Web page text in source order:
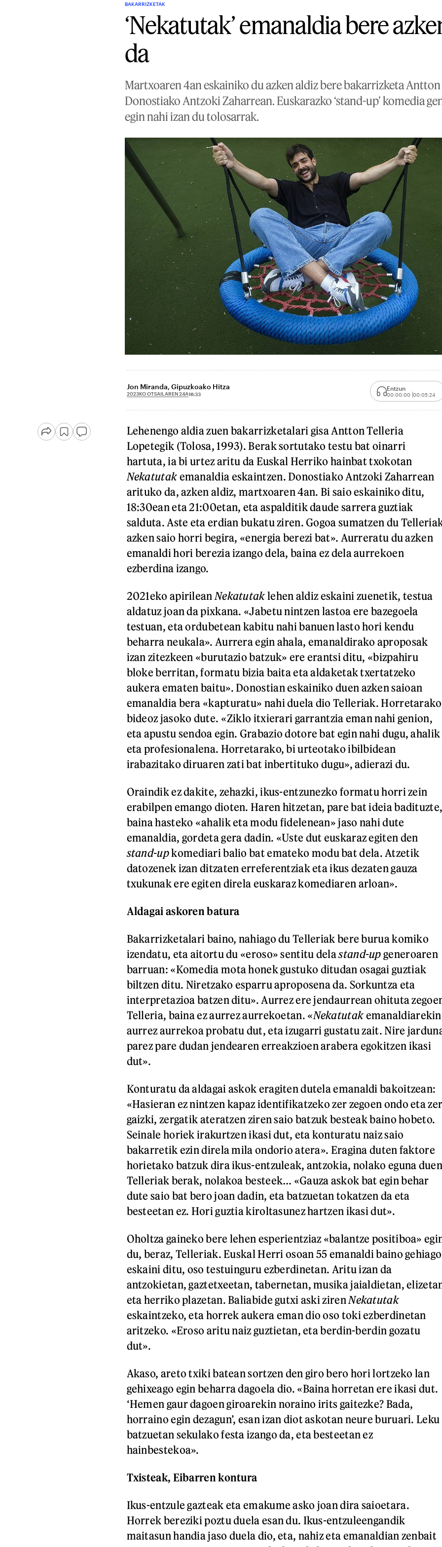
BAKARRIZKETAK
‘Nekatutak’ emanaldia bere
da
Martxoaren 4an eskainiko du azken aldiz bere bakarrizketa
Donostiako Antzoki Zaharrean. Euskarazko ‘stand-up’ komedia
egin nahi izan du tolosarrak.
Jon Miranda, Gipuzkoako Hitza
2023KO OTSAILAREN 24A16:33
Entzun
00:00:00 00:05:24
Lehenengo aldia zuen bakarrizketalari gisa Antton Telleria
Lopetegik (Tolosa, 1993). Berak sortutako testu bat oinarri
hartuta, ia bi urtez aritu da Euskal Herriko hainbat txokotan
Nekatutakemanaldia eskaintzen. Donostiako Antzoki Zaharrean
arituko da, azken aldiz, martxoaren 4an. Bi saio eskainiko ditu,
18:30ean eta 21:00etan, eta aspalditik daude sarrera guztiak
salduta. Aste eta erdian bukatu ziren. Gogoa sumatzen du
azken saio horri begira, «energia berezi bat». Aurreratu du azken
emanaldi hori berezia izango dela, baina ez dela aurrekoen
ezberdina izango.
2021eko apirilean Nekatutaklehen aldiz eskaini zuenetik, testua
aldatuz joan da pixkana. «Jabetu nintzen lastoa ere bazegoela
testuan, eta ordubetean kabitu nahi banuen lasto hori kendu
beharra neukala». Aurrera egin ahala, emanaldirako aproposak
izan zitezkeen «burutazio batzuk» ere erantsi ditu, «bizpahiru
bloke berritan, formatu bizia baita eta aldaketak txertatzeko
aukera ematen baitu». Donostian eskainiko duen azken saioan
emanaldia bera «kapturatu» nahi duela dio Telleriak.
bideoz jasoko dute. «Ziklo itxierari garrantzia eman nahi genion,
eta apustu sendoa egin. Grabazio dotore bat egin nahi dugu, ahalik
eta profesionalena. Horretarako, bi urteotako ibilbidean
irabazitako diruaren zati bat inbertituko dugu», adierazi du.
Oraindik ez dakite, zehazki, ikus-entzunezko formatu horri zein
erabilpen emango dioten. Haren hitzetan, pare bat ideia
baina hasteko «ahalik eta modu fidelenean» jaso nahi dute
emanaldia, gordeta gera dadin. «Uste dut euskaraz egiten den
stand-upkomediari balio bat emateko modu bat dela. Atzetik
datozenek izan ditzaten erreferentziak eta ikus dezaten gauza
txukunak ere egiten direla euskaraz komediaren arloan».
Aldagai askoren batura
Bakarrizketalari baino, nahiago du Telleriak bere burua komiko
izendatu, eta aitortu du «eroso» sentitu delastand-up generoaren
barruan: «Komedia mota honek gustuko ditudan osagai guztiak
biltzen ditu. Niretzako esparru aproposena da. Sorkuntza eta
interpretazioa batzen ditu». Aurrez ere jendaurrean ohituta
Telleria, baina ez aurrez aurrekoetan. «Nekatutak
aurrez aurrekoa probatu dut, eta izugarri gustatu zait. Nire
parez pare dudan jendearen erreakzioen arabera egokitzen ikasi
dut».
Konturatu da aldagai askok eragiten dutela emanaldi bakoitzean:
«Hasieran ez nintzen kapaz identifikatzeko zer zegoen ondo eta
gaizki, zergatik ateratzen ziren saio batzuk besteak baino hobeto.
Seinale horiek irakurtzen ikasi dut, eta konturatu naiz saio
bakarretik ezin direla mila ondorio atera». Eragina duten faktore
horietako batzuk dira ikus-entzuleak, antzokia, nolako eguna duen
Telleriak berak, nolakoa besteek… «Gauza askok bat egin behar
dute saio bat bero joan dadin, eta batzuetan tokatzen da eta
besteetan ez. Hori guztia kiroltasunez hartzen ikasi dut».
Oholtza gaineko bere lehen esperientziaz «balantze positiboa»
du, beraz, Telleriak. Euskal Herri osoan 55 emanaldi baino gehiago
eskaini ditu, oso testuinguru ezberdinetan. Aritu izan da
antzokietan, gaztetxeetan, tabernetan, musika jaialdietan,
eta herriko plazetan. Baliabide gutxi aski ziren Nekatutak
eskaintzeko, eta horrek aukera eman dio oso toki ezberdinetan
aritzeko. «Eroso aritu naiz guztietan, eta berdin-berdin gozatu
dut».
Akaso, areto txiki batean sortzen den giro bero hori lortzeko lan
gehixeago egin beharra dagoela dio. «Baina horretan ere ikasi dut.
‘Hemen gaur dagoen giroarekin noraino irits gaitezke? Bada,
horraino egin dezagun’, esan izan diot askotan neure buruari. Leku
batzuetan sekulako festa izango da, eta besteetan ez
hainbestekoa».
Txisteak, Eibarren kontura
Ikus-entzule gazteak eta emakume asko joan dira saioetara.
Horrek bereziki poztu duela esan du. Ikus-entzuleengandik
maitasun handia jaso duela dio, eta, nahiz eta emanaldian zenbait